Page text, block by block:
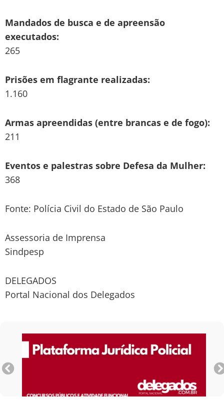
Mandados de busca e de apreensão
executados:
265
Prisões em flagrante realizadas:
1.160
Armas apreendidas (entre brancas e de fogo):
211
Eventos e palestras sobre Defesa da Mulher:
368
Fonte: Polícia Civil do Estado de São Paulo
Assessoria de Imprensa
Sindpesp
DELEGADOS
Portal Nacional dos Delegados